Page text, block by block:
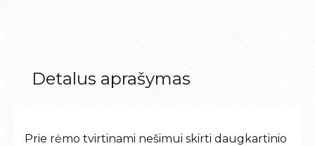
Detalus aprašymas
Prie rėmo tvirtinami nešimui skirti daugkartinio